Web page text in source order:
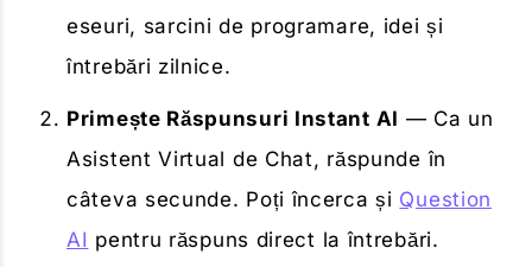
eseuri, sarcini de programare, idei și
întrebări zilnice.
Primește Răspunsuri Instant AI — Ca un
Asistent Virtual de Chat, răspunde în
câteva secunde. Poți încerca și Question
AI pentru răspuns direct la întrebări.